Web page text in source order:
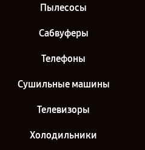
Пылесосы
Сабвуферы
Телефоны
Сушильные машины
Телевизоры
Холодильники